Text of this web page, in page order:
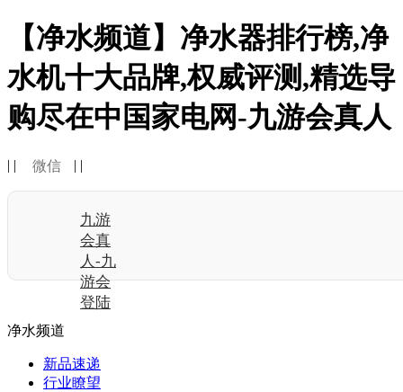
【净水频道】净水器排行榜,净
水机十大品牌,权威评测,精选导
购尽在中国家电网-九游会真人
| | 微信 | |
九游
会真
人-九
游会
登陆
净水频道
新品速递
行业瞭望